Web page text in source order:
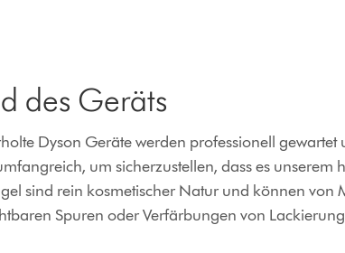
des Geräts
Dyson Geräte werden professionell gewartet
um sicherzustellen, dass es unserem
sind rein kosmetischer Natur und können von
Spuren oder Verfärbungen von